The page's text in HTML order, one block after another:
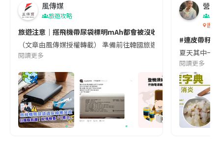
風傳媒
旅遊攻略
旅遊注意｜搭飛機帶尿袋標明mAh都會被沒收😱出發前切記檢查
（文章由風傳媒授權轉載） 準備前往韓國旅遊的民眾，近期要
閱讀更多
營養
香港
#連皮帶籽
夏天其中一
閱讀更多